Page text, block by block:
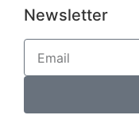
Newsletter